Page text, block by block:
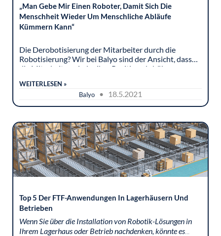
„Man Gebe Mir Einen Roboter, Damit Sich Die
Menschheit Wieder Um Menschliche Abläufe
Kümmern Kann“
Die Derobotisierung der Mitarbeiter durch die
Robotisierung? Wir bei Balyo sind der Ansicht, dass
die Mitarbeiter wieder ihre Position als höhere
WEITERLESEN »
Balyo • 18.5.2021
Top 5 Der FTF-Anwendungen In Lagerhäusern Und
Betrieben
Wenn Sie über die Installation von Robotik-Lösungen in
Ihrem Lagerhaus oder Betrieb nachdenken, könnte es